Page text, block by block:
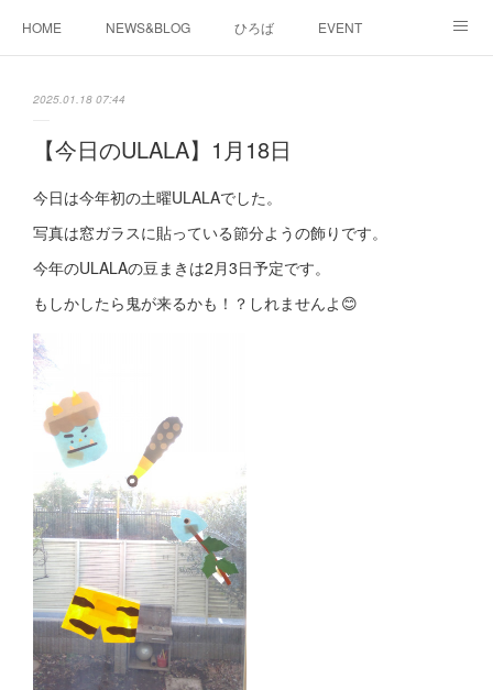
HOME NEWS&BLOG ひろば EVENT
2025.01.18 07:44
【今日のULALA】1月18日
今日は今年初の土曜ULALAでした。
写真は窓ガラスに貼っている節分ようの飾りです。
今年のULALAの豆まきは2月3日予定です。
もしかしたら鬼が来るかも！？しれませんよ😊